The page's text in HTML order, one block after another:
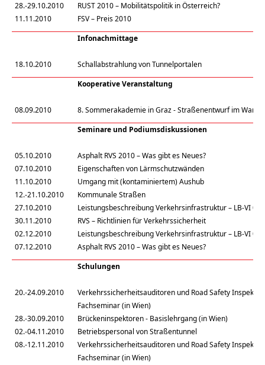
28.-29.10.2010
RUST 2010 – Mobilitätspolitik in Österreich?
11.11.2010
FSV – Preis 2010
Infonachmittage
18.10.2010
Schallabstrahlung von Tunnelportalen
Kooperative Veranstaltung
08.09.2010
8. Sommerakademie in Graz - Straßenentwurf im
Seminare und Podiumsdiskussionen
05.10.2010
Asphalt RVS 2010 – Was gibt es Neues?
07.10.2010
Eigenschaften von Lärmschutzwänden
11.10.2010
Umgang mit (kontaminiertem) Aushub
12.-21.10.2010
Kommunale Straßen
27.10.2010
Leistungsbeschreibung Verkehrsinfrastruktur – LB-VI 02
30.11.2010
RVS – Richtlinien für Verkehrssicherheit
02.12.2010
Leistungsbeschreibung Verkehrsinfrastruktur – LB-VI 02
07.12.2010
Asphalt RVS 2010 – Was gibt es Neues?
Schulungen
20.-24.09.2010
Verkehrssicherheitsauditoren und Road Safety
Fachseminar (in Wien)
28.-30.09.2010
Brückeninspektoren - Basislehrgang (in Wien)
02.-04.11.2010
Betriebspersonal von Straßentunnel
08.-12.11.2010
Verkehrssicherheitsauditoren und Road Safety
Fachseminar (in Wien)